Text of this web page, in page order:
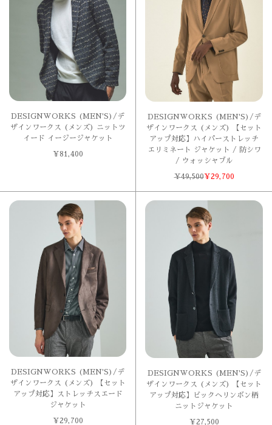
DESIGNWORKS (MEN'S)/デ
ザインワークス (メンズ) ニットツ
イード イージージャケット
¥81,400
DESIGNWORKS (MEN'S)/デ
ザインワークス (メンズ) 【セット
アップ対応】ハイパーストレッチ
エリミネート ジャケット / 防シワ
/ ウォッシャブル
¥49,500¥29,700
DESIGNWORKS (MEN'S)/デ
ザインワークス (メンズ) 【セット
アップ対応】ストレッチスエード
ジャケット
¥ 29,700
DESIGNWORKS (MEN'S)/デ
ザインワークス (メンズ) 【セット
アップ対応】ビックヘリンボン柄
ニットジャケット
¥27,500